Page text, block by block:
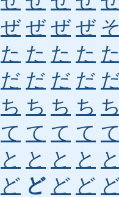
ぜ ぜ ぜ ぜ
た た た た
だ だ だ だ
ち ち ち ち
て て て て
と と と と
ど ど ど ど